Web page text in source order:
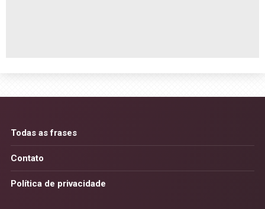
Todas as frases
Contato
Política de privacidade